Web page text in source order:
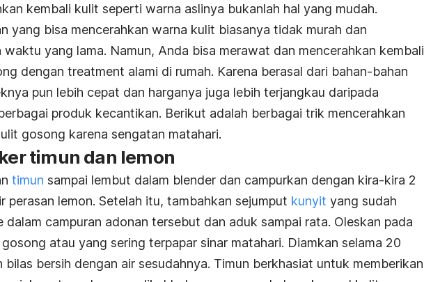
kembali kulit seperti warna aslinya bukanlah hal yang mudah.
yang bisa mencerahkan warna kulit biasanya tidak murah dan
waktu yang lama. Namun, Anda bisa merawat dan mencerahkan kembali
dengan treatment alami di rumah. Karena berasal dari bahan-bahan
pun lebih cepat dan harganya juga lebih terjangkau daripada
produk kecantikan. Berikut adalah berbagai trik mencerahkan
gosong karena sengatan matahari.
timun dan lemon
timun sampai lembut dalam blender dan campurkan dengan kira-kira 2
perasan lemon. Setelah itu, tambahkan sejumput kunyit yang sudah
dalam campuran adonan tersebut dan aduk sampai rata. Oleskan pada
atau yang sering terpapar sinar matahari. Diamkan selama 20
bilas bersih dengan air sesudahnya. Timun berkhasiat untuk memberikan